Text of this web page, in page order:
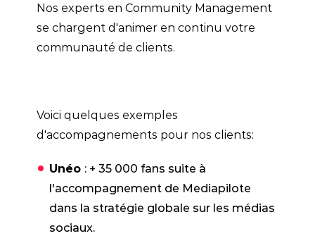
Nos experts en Community Management
se chargent d'animer en continu votre
communauté de clients.
Voici quelques exemples
d'accompagnements pour nos clients:
Unéo : + 35 000 fans suite à
l'accompagnement de Mediapilote
dans la stratégie globale sur les médias
sociaux.